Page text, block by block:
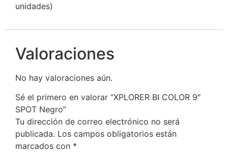
unidades)
Valoraciones
No hay valoraciones aún.
Sé el primero en valorar “XPLORER BI COLOR 9″
SPOT Negro”
Tu dirección de correo electrónico no será
publicada. Los campos obligatorios están
marcados con *